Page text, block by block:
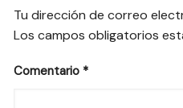
Tu dirección de correo
Los campos obligatorios
Comentario *